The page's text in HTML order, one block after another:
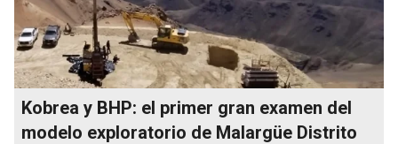
Kobrea y BHP: el primer gran examen del
modelo exploratorio de Malargüe Distrito